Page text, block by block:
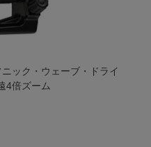
ック・ウェーブ・ドライ
4倍ズーム